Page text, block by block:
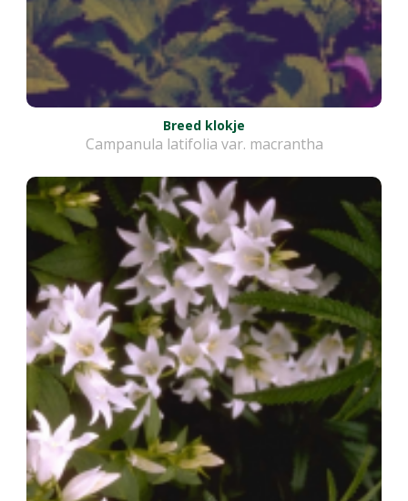
Breed klokje
Campanula latifolia var. macrantha